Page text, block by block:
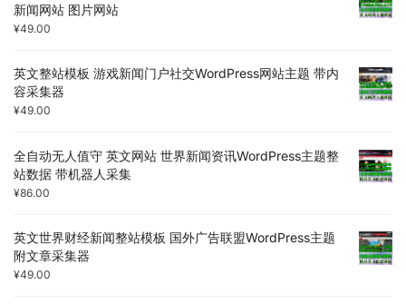
新闻网站 图片网站
¥49.00
英文整站模板 游戏新闻门户社交WordPress网站主题 带内
容采集器
¥49.00
全自动无人值守 英文网站 世界新闻资讯WordPress主题整
站数据 带机器人采集
¥86.00
英文世界财经新闻整站模板 国外广告联盟WordPress主题
附文章采集器
¥49.00